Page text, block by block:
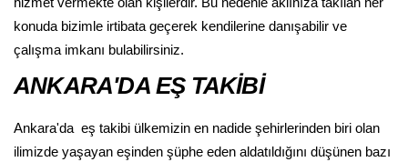
konuda bizimle irtibata geçerek kendilerine danışabilir ve
çalışma imkanı bulabilirsiniz.
ANKARA'DA EŞ TAKİBİ
Ankara'da eş takibi ülkemizin en nadide şehirlerinden biri olan
ilimizde yaşayan eşinden şüphe eden aldatıldığını düşünen bazı